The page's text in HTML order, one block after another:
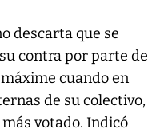
descarta que se
contra por parte de
cuando en
de su colectivo,
votado. Indicó